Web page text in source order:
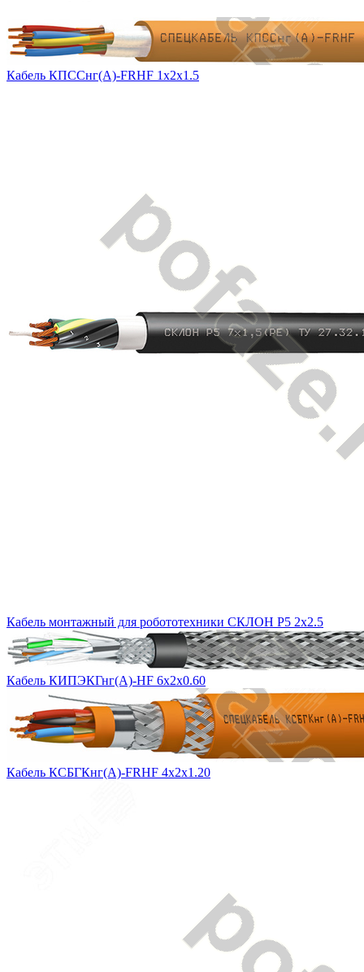
Кабель КПССнг(А)-FRHF 1х2х1.5
Кабель монтажный для робототехники СКЛОН Р5 2х2.5
Кабель КИПЭКГнг(А)-HF 6х2х0.60
Кабель КСБГКнг(А)-FRHF 4х2х1.20